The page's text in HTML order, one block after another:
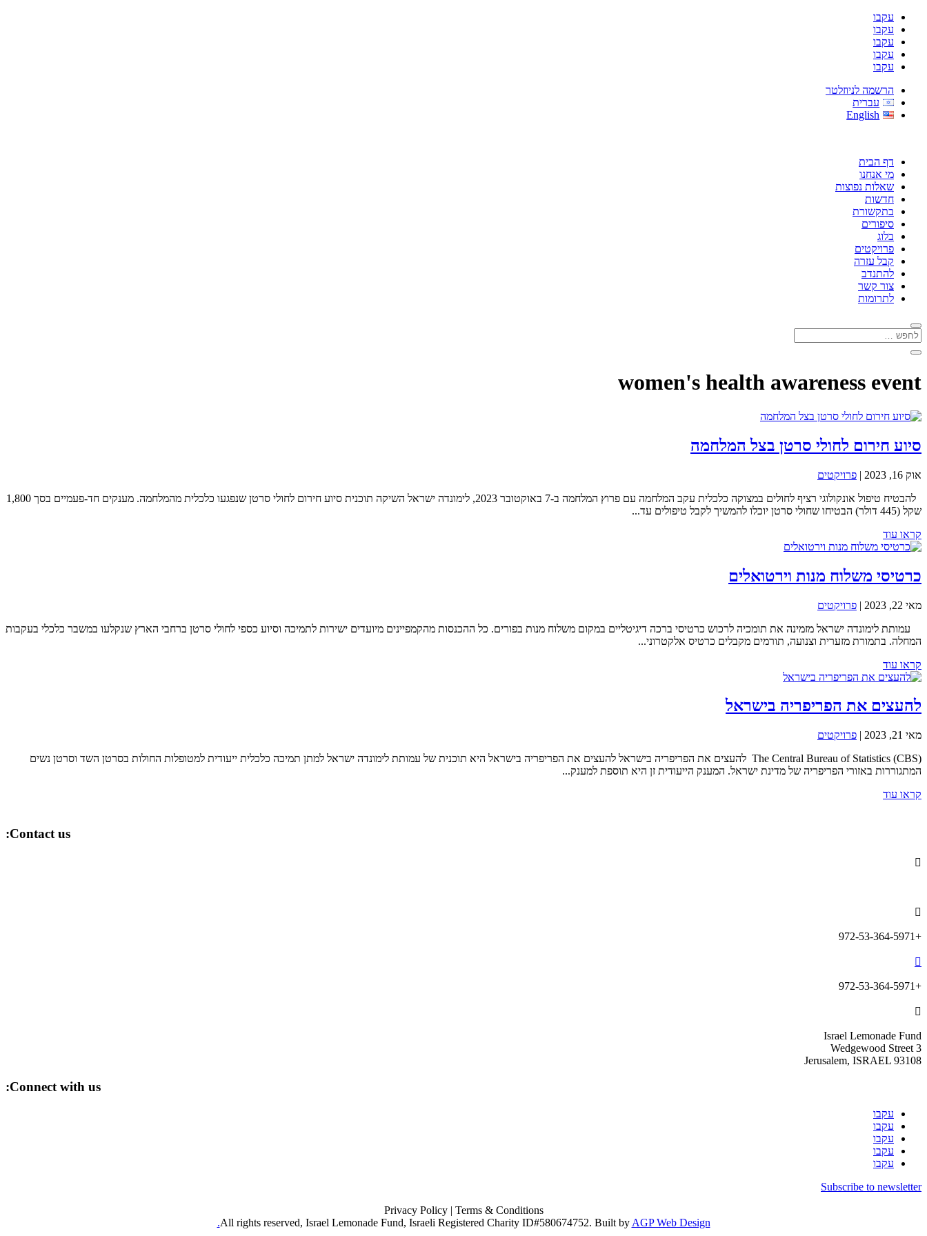
עקבו
עקבו
עקבו
עקבו
עקבו
הרשמה לניוזלטר
עברית
English
דף הבית
מי אנחנו
שאלות נפוצות
חדשות
בתקשורת
סיפורים
בלוג
פרויקטים
קבל עזרה
להתנדב
צור קשר
לתרומות
women's health awareness event
סיוע חירום לחולי סרטן בצל המלחמה
אוק 16, 2023 | פרויקטים
להבטיח טיפול אונקולוגי רציף לחולים במצוקה כלכלית עקב המלחמה עם פרוץ המלחמה ב-7 באוקטובר 2023, לימונדה ישראל השיקה תוכנית סיוע חירום לחולי סרטן שנפגעו כלכלית מהמלחמה. מענקים חד-פעמיים בסך 1,800
שקל (445 דולר) הבטיחו שחולי סרטן יוכלו להמשיך לקבל טיפולים עד...
קראו עוד
כרטיסי משלוח מנות וירטואלים
מאי 22, 2023 | פרויקטים
עמותת לימונדה ישראל מזמינה את תומכיה לרכוש כרטיסי ברכה דיגיטליים במקום משלוח מנות בפורים. כל ההכנסות מהקמפיינים מיועדים ישירות לתמיכה וסיוע כספי לחולי סרטן ברחבי הארץ שנקלעו במשבר כלכלי בעקבות
המחלה. בתמורת מזערית וצנועה, תורמים מקבלים כרטיס אלקטרוני...
קראו עוד
להעצים את הפריפריה בישראל
מאי 21, 2023 | פרויקטים
The Central Bureau of Statistics (CBS) להעצים את הפריפריה בישראל להעצים את הפריפריה בישראל היא תוכנית של עמותת לימונדה ישראל למתן תמיכה כלכלית ייעודית למטופלות החולות בסרטן השד וסרטן נשים
המתגוררות באזורי הפריפריה של מדינת ישראל. המענק הייעודית זן היא תוספת למענק...
קראו עוד
Contact us:


+972-53-364-5971

+972-53-364-5971

Israel Lemonade Fund
3 Wedgewood Street
Jerusalem, ISRAEL 93108
Connect with us:
עקבו
עקבו
עקבו
עקבו
עקבו
Subscribe to newsletter
Privacy Policy | Terms & Conditions
All rights reserved, Israel Lemonade Fund, Israeli Registered Charity ID#580674752. Built by AGP Web Design.